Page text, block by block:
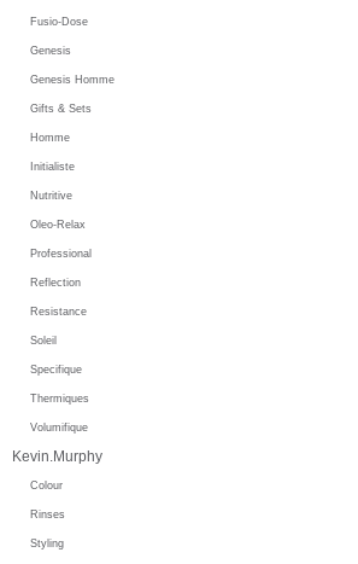
Fusio-Dose
Genesis
Genesis Homme
Gifts & Sets
Homme
Initialiste
Nutritive
Oleo-Relax
Professional
Reflection
Resistance
Soleil
Specifique
Thermiques
Volumifique
Kevin.Murphy
Colour
Rinses
Styling